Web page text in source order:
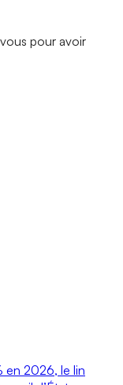
pour avoir
en 2026, le lin